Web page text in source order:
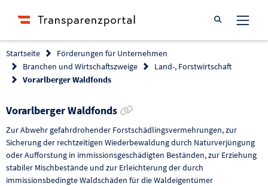
Suche öffnen
Startseite
Förderungen für Unternehmen
Branchen und Wirtschaftszweige
Land-, Forstwirtschaft
Vorarlberger Waldfonds
Vorarlberger Waldfonds
Zur Abwehr gefahrdrohender Forstschädlingsvermehrungen, zur
Sicherung der rechtzeitigen Wiederbewaldung durch Naturverjüngung
oder Aufforstung in immissionsgeschädigten Beständen, zur Erziehung
stabiler Mischbestände und zur Erleichterung der durch
immissionsbedingte Waldschäden für die Waldeigentümer